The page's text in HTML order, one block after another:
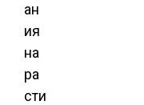
ан
ия
на
ра
сти